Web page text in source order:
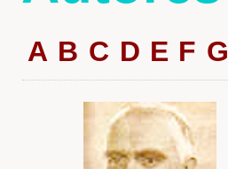
A B C D E F G